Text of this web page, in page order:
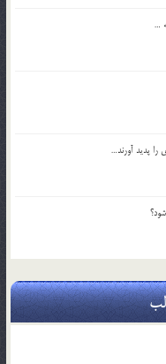
…
را پدید آورند…